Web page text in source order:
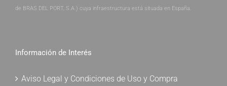
de BRAS DEL PORT, S.A.) cuya infraestructura está situada en España.
Información de Interés
Aviso Legal y Condiciones de Uso y Compra